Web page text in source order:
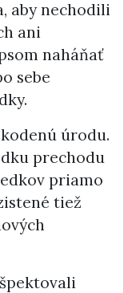
aby nechodili
ani
naháňať
sebe
úrodu.
prechodu
priamo
tiež